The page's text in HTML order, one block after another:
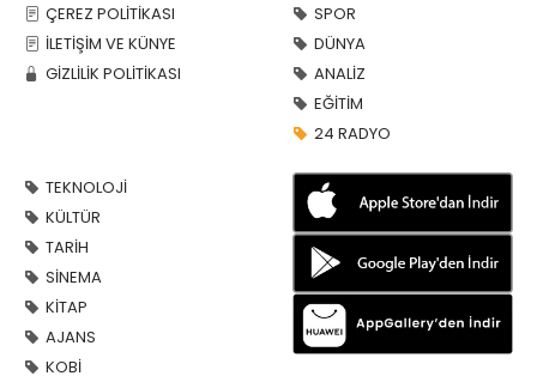
ÇEREZ POLİTİKASI
İLETİŞİM VE KÜNYE
GİZLİLİK POLİTİKASI
SPOR
DÜNYA
ANALİZ
EĞİTİM
24 RADYO
TEKNOLOJİ
KÜLTÜR
TARİH
SİNEMA
KİTAP
AJANS
KOBİ